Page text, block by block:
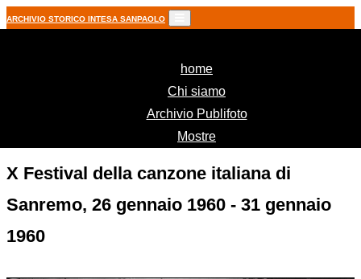
ARCHIVIO STORICO INTESA SANPAOLO
home(current)
Chi siamo
Archivio Publifoto
Mostre
X Festival della canzone italiana di
Sanremo, 26 gennaio 1960 - 31 gennaio
1960